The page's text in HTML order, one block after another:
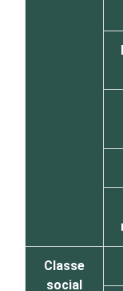
Classe
social